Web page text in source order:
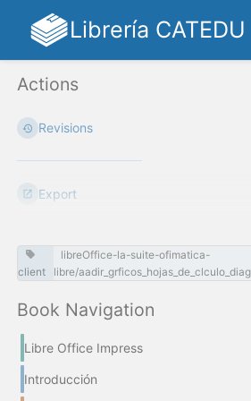
Librería CATEDU
Actions
Revisions
Export
client
libreOffice-la-suite-ofimatica-
libre/
Book Navigation
Libre Office Impress
Introducción